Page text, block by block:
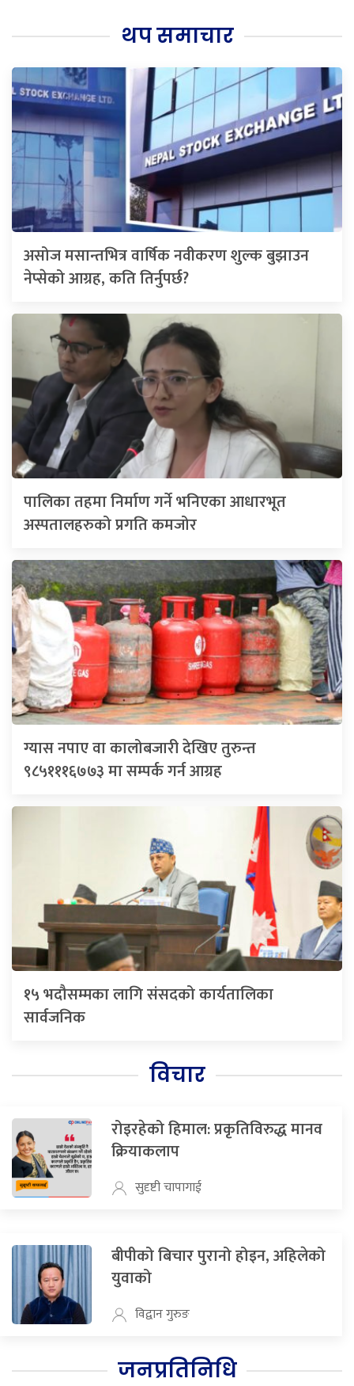
थप समाचार
असोज मसान्तभित्र वार्षिक नवीकरण शुल्क बुझाउन
नेप्सेको आग्रह, कति तिर्नुपर्छ?
पालिका तहमा निर्माण गर्ने भनिएका आधारभूत
अस्पतालहरुको प्रगति कमजोर
ग्यास नपाए वा कालोबजारी देखिए तुरुन्त
९८५१११६७७३ मा सम्पर्क गर्न आग्रह
१५ भदौसम्मका लागि संसदको कार्यतालिका
सार्वजनिक
विचार
रोइरहेको हिमाल: प्रकृतिविरुद्ध मानव
क्रियाकलाप
सुदृष्टी चापागाई
बीपीको बिचार पुरानो होइन, अहिलेको
युवाको
विद्वान गुरुङ
जनप्रतिनिधि